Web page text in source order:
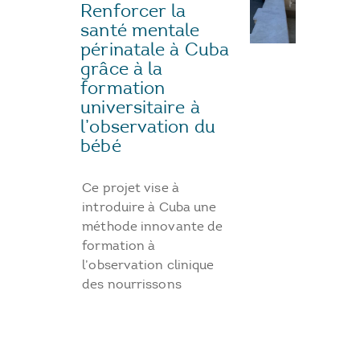
Renforcer la
santé mentale
périnatale à Cuba
grâce à la
formation
universitaire à
l’observation du
bébé
Ce projet vise à
introduire à Cuba une
méthode innovante de
formation à
l’observation clinique
des nourrissons